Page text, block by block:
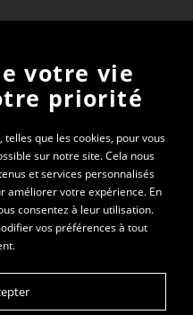
vous recevrez
69
votre vie
priorité
que les cookies, pour vous
sur notre site. Cela nous
et services personnalisés
améliorer votre expérience. En
consentez à leur utilisation.
vos préférences à tout